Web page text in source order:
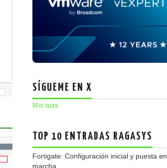
SÍGUEME EN X
Mis tuits
TOP 10 ENTRADAS RAGASYS
Fortigate: Configuración inicial y puesta en
marcha